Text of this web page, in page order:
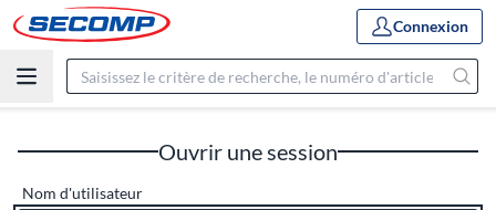
Connexion
Ouvrir une session
Nom d'utilisateur